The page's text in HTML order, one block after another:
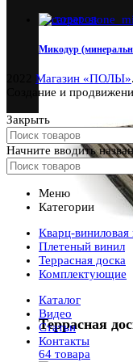
39 товаров
Террасная
64 товара
Микодур
Магазин «ПОЛЫ»
Создание и
Закрыть
Начните вводить
Меню
Категории
Кварц-виниловая
Плетеный винил
Террасная доска
Комплектующие
Каталог
Видео
Статьи
Контакты